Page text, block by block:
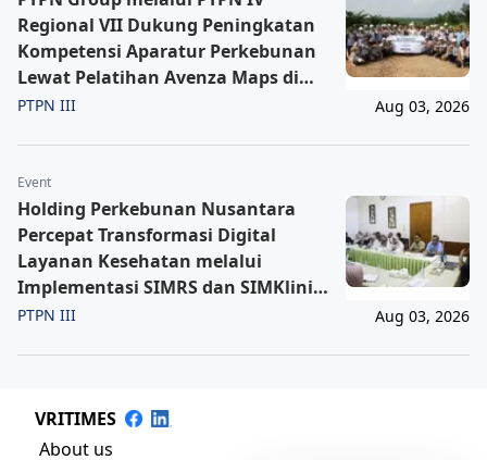
Regional VII Dukung Peningkatan
Kompetensi Aparatur Perkebunan
Lewat Pelatihan Avenza Maps di
Way Kanan
PTPN III Aug 03, 2026
Event
Holding Perkebunan Nusantara
Percepat Transformasi Digital
Layanan Kesehatan melalui
Implementasi SIMRS dan SIMKlinik
PT SPMN
PTPN III Aug 03, 2026
VRITIMES
About us